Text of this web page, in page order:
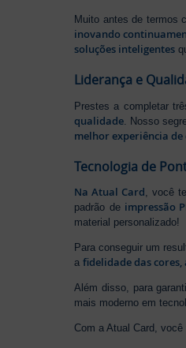
Muito antes de termos
inovando
soluções inteligentes
Liderança e
Prestes a completar
qualidade . Nosso
melhor experiência
Tecnologia de
Na Atual Card, você
padrão de impressão
material personalizado!
Para conseguir um
afidelidade das
Além disso, para
mais moderno em
Com a Atual Card,